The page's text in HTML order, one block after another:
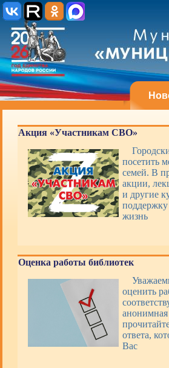
Акция «Участникам СВО»
посетить
семей. В
акции,
и другие
жизнь
Оценка работы библиотек
оценить
анонимная
ответа,
Вас